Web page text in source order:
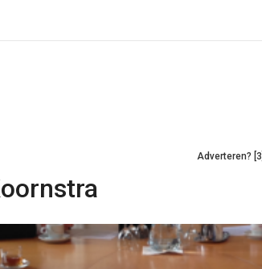
Adverteren? [3]